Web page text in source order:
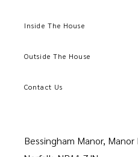
Inside The House
Outside The House
Contact Us
Bessingham Manor, Manor